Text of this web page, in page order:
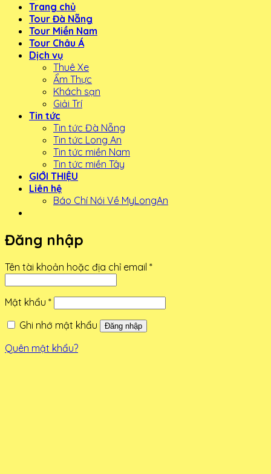
Trang chủ
Tour Đà Nẵng
Tour Miền Nam
Tour Châu Á
Dịch vụ
Thuê Xe
Ẩm Thực
Khách sạn
Giải Trí
Tin tức
Tin tức Đà Nẵng
Tin tức Long An
Tin tức miền Nam
Tin tức miền Tây
GIỚI THIỆU
Liên hệ
Báo Chí Nói Về MyLongAn
Đăng nhập
Tên tài khoản hoặc địa chỉ email *Bắt
Mật khẩu *Bắt
Ghi nhớ mật khẩu
Đăng nhập
Quên mật khẩu?